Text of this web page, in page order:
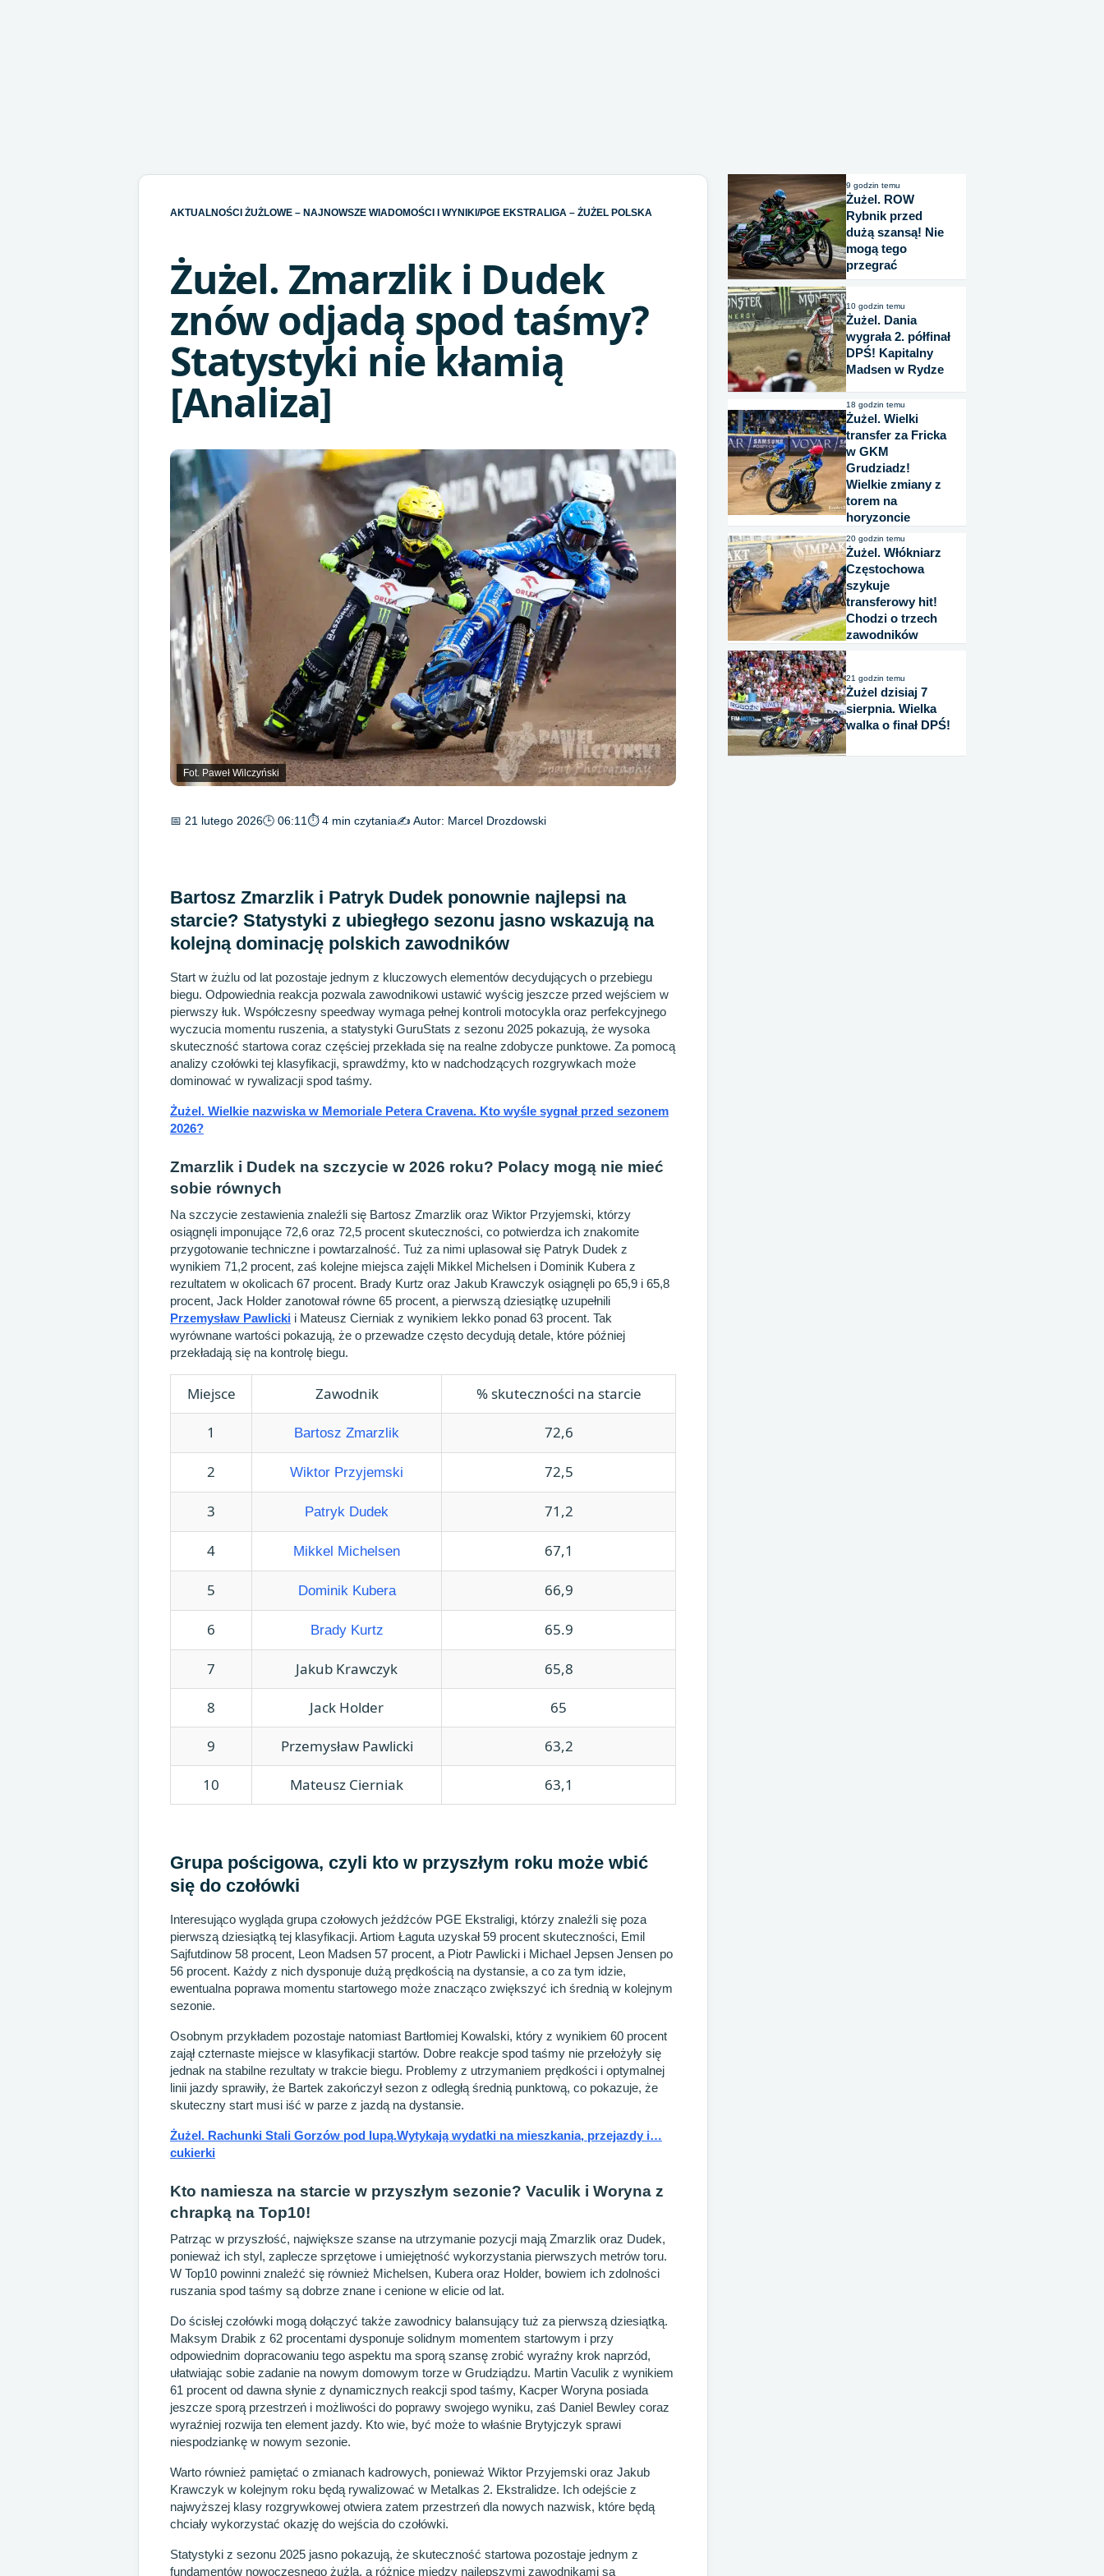
AKTUALNOŚCI ŻUŻLOWE – NAJNOWSZE WIADOMOŚCI I WYNIKI /PGE EKSTRALIGA – ŻUŻEL POLSKA
Żużel. Zmarzlik i Dudek
znów odjadą spod taśmy?
Statystyki nie kłamią
[Analiza]
Fot. Paweł Wilczyński
📅 21 lutego 2026🕒 06:11⏱ 4 min czytania✍️ Autor: Marcel Drozdowski
Bartosz Zmarzlik i Patryk Dudek ponownie najlepsi na
starcie? Statystyki z ubiegłego sezonu jasno wskazują na
kolejną dominację polskich zawodników
Start w żużlu od lat pozostaje jednym z kluczowych elementów decydujących o przebiegu
biegu. Odpowiednia reakcja pozwala zawodnikowi ustawić wyścig jeszcze przed wejściem w
pierwszy łuk. Współczesny speedway wymaga pełnej kontroli motocykla oraz perfekcyjnego
wyczucia momentu ruszenia, a statystyki GuruStats z sezonu 2025 pokazują, że wysoka
skuteczność startowa coraz częściej przekłada się na realne zdobycze punktowe. Za pomocą
analizy czołówki tej klasyfikacji, sprawdźmy, kto w nadchodzących rozgrywkach może
dominować w rywalizacji spod taśmy.
Żużel. Wielkie nazwiska w Memoriale Petera Cravena. Kto wyśle sygnał przed sezonem
2026?
Zmarzlik i Dudek na szczycie w 2026 roku? Polacy mogą nie mieć
sobie równych
Na szczycie zestawienia znaleźli się Bartosz Zmarzlik oraz Wiktor Przyjemski, którzy
osiągnęli imponujące 72,6 oraz 72,5 procent skuteczności, co potwierdza ich znakomite
przygotowanie techniczne i powtarzalność. Tuż za nimi uplasował się Patryk Dudek z
wynikiem 71,2 procent, zaś kolejne miejsca zajęli Mikkel Michelsen i Dominik Kubera z
rezultatem w okolicach 67 procent. Brady Kurtz oraz Jakub Krawczyk osiągnęli po 65,9 i 65,8
procent, Jack Holder zanotował równe 65 procent, a pierwszą dziesiątkę uzupełnili
Przemysław Pawlicki i Mateusz Cierniak z wynikiem lekko ponad 63 procent. Tak
wyrównane wartości pokazują, że o przewadze często decydują detale, które później
przekładają się na kontrolę biegu.
Miejsce Zawodnik % skuteczności na starcie
1 Bartosz Zmarzlik 72,6
2 Wiktor Przyjemski 72,5
3 Patryk Dudek 71,2
4 Mikkel Michelsen 67,1
5 Dominik Kubera 66,9
6 Brady Kurtz 65.9
7 Jakub Krawczyk 65,8
8 Jack Holder 65
9 Przemysław Pawlicki 63,2
10 Mateusz Cierniak 63,1
Grupa pościgowa, czyli kto w przyszłym roku może wbić
się do czołówki
Interesująco wygląda grupa czołowych jeźdźców PGE Ekstraligi, którzy znaleźli się poza
pierwszą dziesiątką tej klasyfikacji. Artiom Łaguta uzyskał 59 procent skuteczności, Emil
Sajfutdinow 58 procent, Leon Madsen 57 procent, a Piotr Pawlicki i Michael Jepsen Jensen po
56 procent. Każdy z nich dysponuje dużą prędkością na dystansie, a co za tym idzie,
ewentualna poprawa momentu startowego może znacząco zwiększyć ich średnią w kolejnym
sezonie.
Osobnym przykładem pozostaje natomiast Bartłomiej Kowalski, który z wynikiem 60 procent
zajął czternaste miejsce w klasyfikacji startów. Dobre reakcje spod taśmy nie przełożyły się
jednak na stabilne rezultaty w trakcie biegu. Problemy z utrzymaniem prędkości i optymalnej
linii jazdy sprawiły, że Bartek zakończył sezon z odległą średnią punktową, co pokazuje, że
skuteczny start musi iść w parze z jazdą na dystansie.
Żużel. Rachunki Stali Gorzów pod lupą.Wytykają wydatki na mieszkania, przejazdy i…
cukierki
Kto namiesza na starcie w przyszłym sezonie? Vaculik i Woryna z
chrapką na Top10!
Patrząc w przyszłość, największe szanse na utrzymanie pozycji mają Zmarzlik oraz Dudek,
ponieważ ich styl, zaplecze sprzętowe i umiejętność wykorzystania pierwszych metrów toru.
W Top10 powinni znaleźć się również Michelsen, Kubera oraz Holder, bowiem ich zdolności
ruszania spod taśmy są dobrze znane i cenione w elicie od lat.
Do ścisłej czołówki mogą dołączyć także zawodnicy balansujący tuż za pierwszą dziesiątką.
Maksym Drabik z 62 procentami dysponuje solidnym momentem startowym i przy
odpowiednim dopracowaniu tego aspektu ma sporą szansę zrobić wyraźny krok naprzód,
ułatwiając sobie zadanie na nowym domowym torze w Grudziądzu. Martin Vaculik z wynikiem
61 procent od dawna słynie z dynamicznych reakcji spod taśmy, Kacper Woryna posiada
jeszcze sporą przestrzeń i możliwości do poprawy swojego wyniku, zaś Daniel Bewley coraz
wyraźniej rozwija ten element jazdy. Kto wie, być może to właśnie Brytyjczyk sprawi
niespodziankę w nowym sezonie.
Warto również pamiętać o zmianach kadrowych, ponieważ Wiktor Przyjemski oraz Jakub
Krawczyk w kolejnym roku będą rywalizować w Metalkas 2. Ekstralidze. Ich odejście z
najwyższej klasy rozgrywkowej otwiera zatem przestrzeń dla nowych nazwisk, które będą
chciały wykorzystać okazję do wejścia do czołówki.
Statystyki z sezonu 2025 jasno pokazują, że skuteczność startowa pozostaje jednym z
fundamentów nowoczesnego żużla, a różnice między najlepszymi zawodnikami są
9 godzin temu
Żużel. ROW
Rybnik przed
dużą szansą! Nie
mogą tego
przegrać
10 godzin temu
Żużel. Dania
wygrała 2. półfinał
DPŚ! Kapitalny
Madsen w Rydze
18 godzin temu
Żużel. Wielki
transfer za Fricka
w GKM
Grudziadz!
Wielkie zmiany z
torem na
horyzoncie
20 godzin temu
Żużel. Włókniarz
Częstochowa
szykuje
transferowy hit!
Chodzi o trzech
zawodników
21 godzin temu
Żużel dzisiaj 7
sierpnia. Wielka
walka o finał DPŚ!